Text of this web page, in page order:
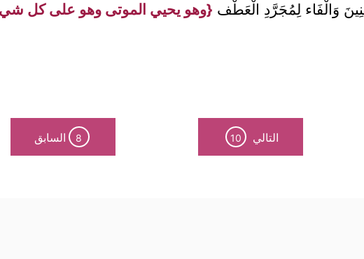
وَالْفَاء لِمُجَرَّدِ الْعَطْف {وهو يحيي الموتى وهو على كل
التالي 10
8 السابق